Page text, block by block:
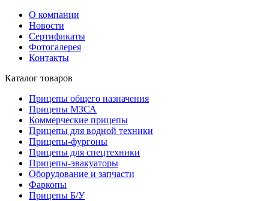
О компании
Новости
Сертификаты
Фотогалерея
Контакты
Каталог товаров
Прицепы общего назначения
Прицепы МЗСА
Коммерческие прицепы
Прицепы для водной техники
Прицепы-фургоны
Прицепы для спецтехники
Прицепы-эвакуаторы
Оборудование и запчасти
Фаркопы
Прицепы Б/У